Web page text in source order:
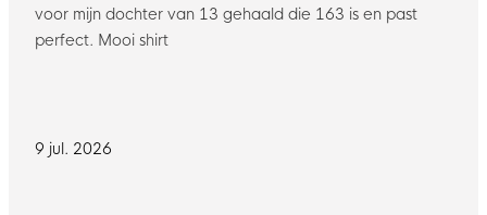
9 jul. 2026
voor mijn dochter van 13 gehaald die 163 is en past
perfect. Mooi shirt